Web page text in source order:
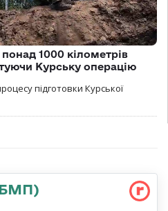
1000 кілометрів
Курську операцію
підготовки Курської